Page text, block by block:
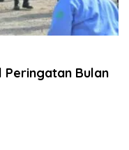
Peringatan Bulan